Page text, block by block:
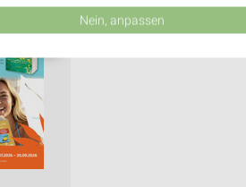
❯
PROSPEKT BLÄTTERN
Werbung
von Inhalten
personalisierter Inhalte
Nein, anpassen